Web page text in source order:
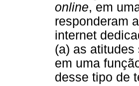
online, em
responderam
internet
(a) as
em uma
desse tipo de